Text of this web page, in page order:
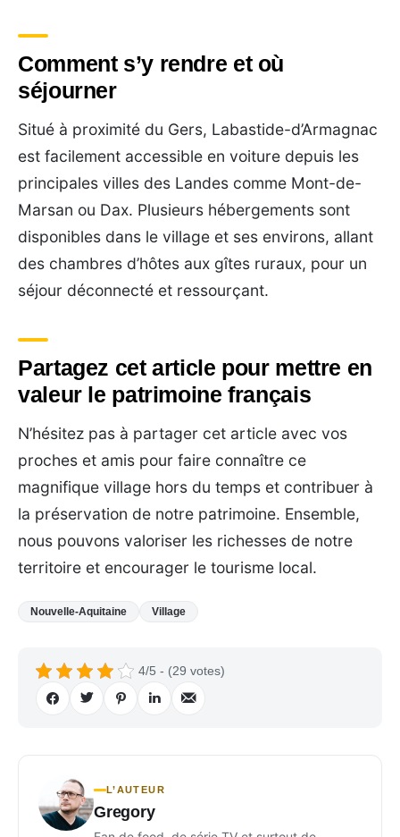
Comment s’y rendre et où
séjourner
Situé à proximité du Gers, Labastide-d’Armagnac
est facilement accessible en voiture depuis les
principales villes des Landes comme Mont-de-
Marsan ou Dax. Plusieurs hébergements sont
disponibles dans le village et ses environs, allant
des chambres d’hôtes aux gîtes ruraux, pour un
séjour déconnecté et ressourçant.
Partagez cet article pour mettre en
valeur le patrimoine français
N’hésitez pas à partager cet article avec vos
proches et amis pour faire connaître ce
magnifique village hors du temps et contribuer à
la préservation de notre patrimoine. Ensemble,
nous pouvons valoriser les richesses de notre
territoire et encourager le tourisme local.
Nouvelle-Aquitaine Village
4/5 - (29 votes)
L’AUTEUR
Gregory